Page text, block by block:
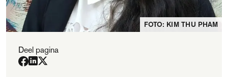
FOTO: KIM THU PHAM
Deel pagina